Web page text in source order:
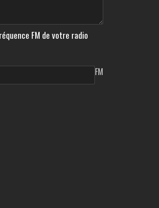
FM de votre radio
FM